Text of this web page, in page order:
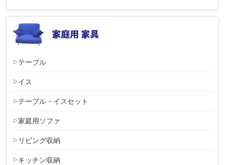
テーブル
イス
テーブル・イスセット
家庭用ソファ
リビング収納
キッチン収納